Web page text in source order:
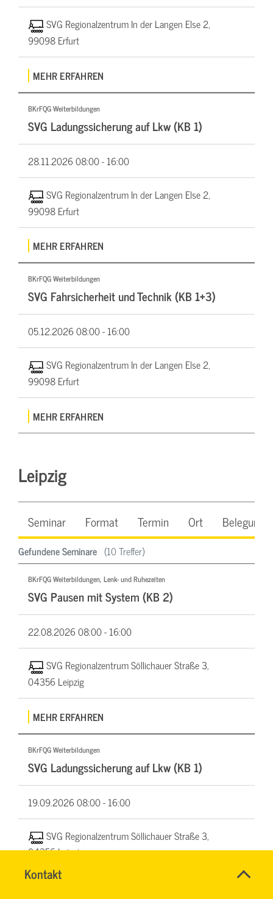
Kontakt
CORNELIA
Name*
SVG-
Wiki
SVG Regionalzentrum In der Langen Else 2,
99098 Erfurt
MEHR ERFAHREN
BKrFQG Weiterbildungen
SVG Ladungssicherung auf Lkw (KB 1)
28.11.202608:00 - 16:00
SVG Regionalzentrum In der Langen Else 2,
99098 Erfurt
MEHR ERFAHREN
BKrFQG Weiterbildungen
SVG Fahrsicherheit und Technik (KB 1+3)
05.12.202608:00 - 16:00
SVG Regionalzentrum In der Langen Else 2,
99098 Erfurt
MEHR ERFAHREN
Leipzig
Gefundene Seminare (10 Treffer)
Seminar Format Termin Ort Belegung
BKrFQG Weiterbildungen, Lenk- und Ruhezeiten
SVG Pausen mit System (KB 2)
22.08.202608:00 - 16:00
SVG Regionalzentrum Söllichauer Straße 3,
04356 Leipzig
MEHR ERFAHREN
BKrFQG Weiterbildungen
SVG Ladungssicherung auf Lkw (KB 1)
19.09.202608:00 - 16:00
SVG Regionalzentrum Söllichauer Straße 3,
04356 Leipzig